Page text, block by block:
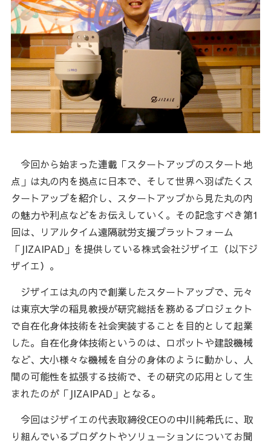
今回から始まった連載「スタートアップのスタート地
点」は丸の内を拠点に日本で、そして世界へ羽ばたくス
タートアップを紹介し、スタートアップから見た丸の内
の魅力や利点などをお伝えしていく。その記念すべき第1
回は、リアルタイム遠隔就労支援プラットフォーム
「JIZAIPAD」を提供している株式会社ジザイエ（以下ジ
ザイエ）。
ジザイエは丸の内で創業したスタートアップで、元々
は東京大学の稲見教授が研究総括を務めるプロジェクト
で自在化身体技術を社会実装することを目的として起業
した。自在化身体技術というのは、ロボットや建設機械
など、大小様々な機械を自分の身体のように動かし、人
間の可能性を拡張する技術で、その研究の応用として生
まれたのが「JIZAIPAD」となる。
今回はジザイエの代表取締役CEOの中川純希氏に、取
り組んでいるプロダクトやソリューションについてお聞